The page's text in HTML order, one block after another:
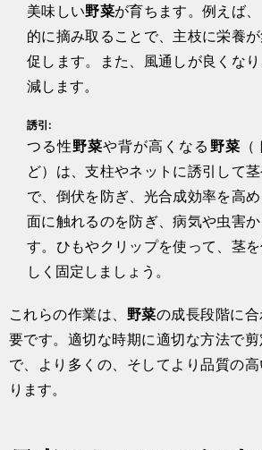
美味しい野菜が育ちます。例えば
的に摘み取ることで、主枝に栄養
促します。また、風通しが良くな
減します。
誘引:
つる性野菜や背が高くなる 野菜
ど）は、支柱やネットに誘引して
で、倒伏を防ぎ、光合成効率を高
面に触れるのを防ぎ、病気や虫害
す。ひもやクリップを使って、茎
しく固定しましょう。
これらの作業は、 野菜の成長段階に
要です。適切な時期に適切な方法で
で、より多くの、そしてより品質の高
ります。